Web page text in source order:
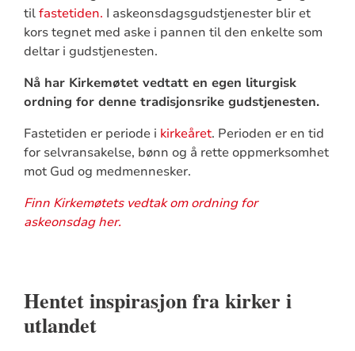
tilfastetiden. I askeonsdagsgudstjenester blir et
kors tegnet med aske i pannen til den enkelte som
deltar i gudstjenesten.
Nå har Kirkemøtet vedtatt en egen liturgisk
ordning for denne tradisjonsrike gudstjenesten.
Fastetiden er periode i kirkeåret. Perioden er en tid
for selvransakelse, bønn og å rette oppmerksomhet
mot Gud og medmennesker.
Finn Kirkemøtets vedtak om ordning for
askeonsdag her.
Hentet inspirasjon fra kirker i
utlandet